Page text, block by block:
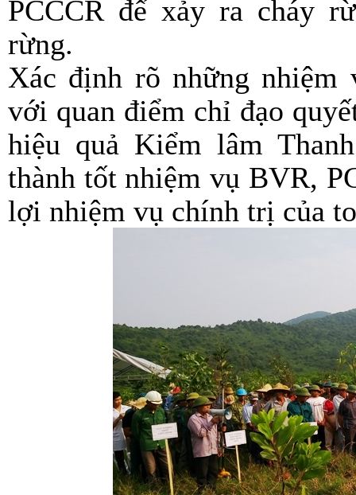
PCCCR để xảy ra cháy
rừng.
Xác định rõ những
với quan điểm chỉ đạo
hiệu quả Kiểm lâm
thành tốt nhiệm vụ BVR,
lợi nhiệm vụ chính trị của